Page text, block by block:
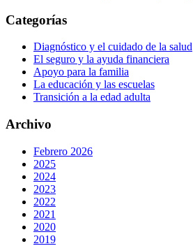
Categorías
Diagnóstico y el cuidado de la salud
El seguro y la ayuda financiera
Apoyo para la familia
La educación y las escuelas
Transición a la edad adulta
Archivo
Febrero 2026
2025
2024
2023
2022
2021
2020
2019